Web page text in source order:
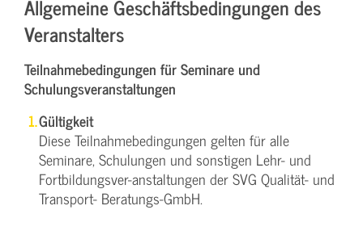
Allgemeine Geschäftsbedingungen des
Veranstalters
Teilnahmebedingungen für Seminare und
Schulungsveranstaltungen
Gültigkeit
Diese Teilnahmebedingungen gelten für alle
Seminare, Schulungen und sonstigen Lehr- und
Fortbildungsver-anstaltungen der SVG Qualität- und
Transport- Beratungs-GmbH.